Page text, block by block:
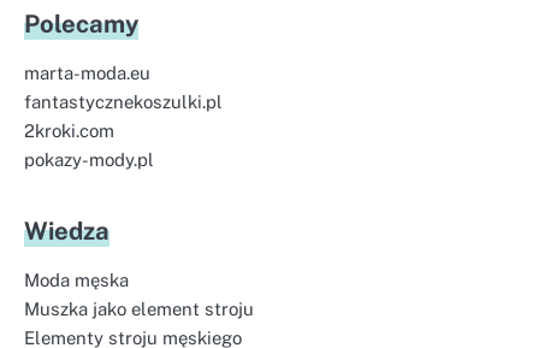
Polecamy
marta-moda.eu
fantastycznekoszulki.pl
2kroki.com
pokazy-mody.pl
Wiedza
Moda męska
Muszka jako element stroju
Elementy stroju męskiego